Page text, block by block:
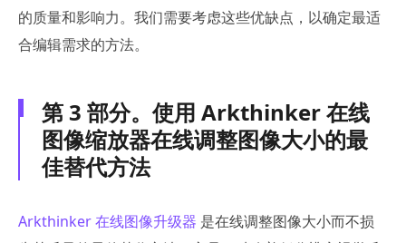
的质量和影响力。我们需要考虑这些优缺点，以确定最适
合编辑需求的方法。
第 3 部分。使用 Arkthinker 在线
图像缩放器在线调整图像大小的最
佳替代方法
Arkthinker 在线图像升级器 是在线调整图像大小而不损